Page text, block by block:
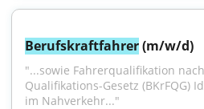
Berufskraftfahrer (m/w/d)
"...sowie Fahrerqualifikation
Qualifikations-Gesetz (BKrFQG)
im Nahverkehr..."